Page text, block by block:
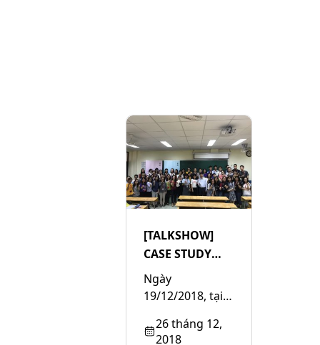
[TALKSHOW]
CASE STUDY
TIỀN CÓ THẬT
KHÔNG? – LẦN
VỚI SINH VIÊN
Ngày
19/12/2018, tại
Ngoại thương
26 tháng 12,
2018